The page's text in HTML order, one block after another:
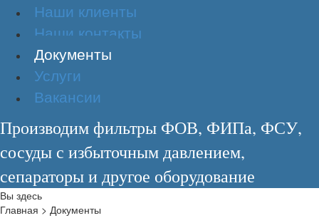
Наши клиенты
Наши контакты
Документы
Услуги
Вакансии
Производим фильтры ФОВ, ФИПа, ФСУ,
сосуды с избыточным давлением,
сепараторы и другое оборудование
Вы здесь
Главная > Документы